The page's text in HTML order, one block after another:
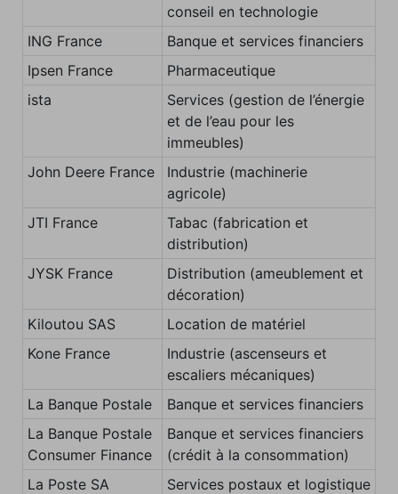
conseil en technologie
ING France
Banque et services financiers
Ipsen France
Pharmaceutique
ista
Services (gestion de l’énergie
et de l’eau pour les
immeubles)
John Deere France
Industrie (machinerie
agricole)
JTI France
Tabac (fabrication et
distribution)
JYSK France
Distribution (ameublement et
décoration)
Kiloutou SAS
Location de matériel
Kone France
Industrie (ascenseurs et
escaliers mécaniques)
La Banque Postale
Banque et services financiers
La Banque Postale
Consumer Finance
Banque et services financiers
(crédit à la consommation)
La Poste SA
Services postaux et logistique